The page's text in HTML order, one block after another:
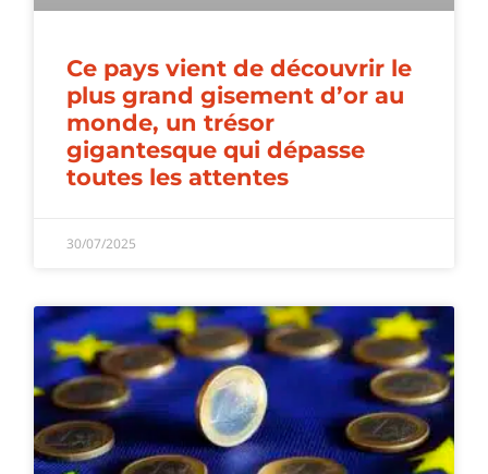
Ce pays vient de découvrir le
plus grand gisement d’or au
monde, un trésor
gigantesque qui dépasse
toutes les attentes
30/07/2025